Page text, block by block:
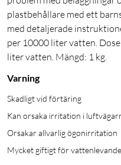
plastbehållare med ett
med detaljerade
per 10000 liter vatten.
liter vatten. Mängd: 1 kg.
Varning
Skadligt vid förtäring
Kan orsaka irritation i
Orsakar allvarlig ögonirritation
Mycket giftigt för